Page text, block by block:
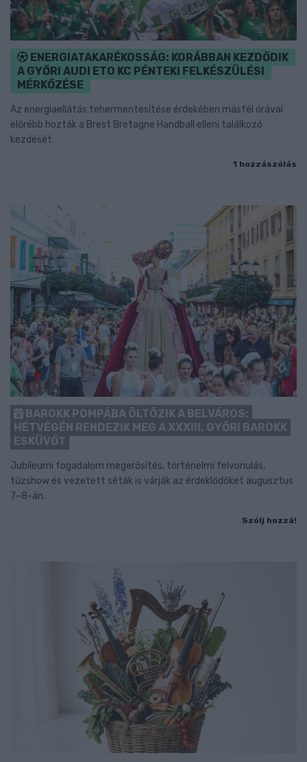
ENERGIATAKARÉKOSSÁG: KORÁBBAN KEZDŐDIK
A GYŐRI AUDI ETO KC PÉNTEKI FELKÉSZÜLÉSI
MÉRKŐZÉSE
Az energiaellátás tehermentesítése érdekében másfél órával
előrébb hozták a Brest Bretagne Handball elleni találkozó
kezdését.
1 hozzászólás
BAROKK POMPÁBA ÖLTÖZIK A BELVÁROS:
HÉTVÉGÉN RENDEZIK MEG A XXXIII. GYŐRI BAROKK
ESKÜVŐT
Jubileumi fogadalom megerősítés, történelmi felvonulás,
tűzshow és vezetett séták is várják az érdeklődőket augusztus
7–8-án.
Szólj hozzá!